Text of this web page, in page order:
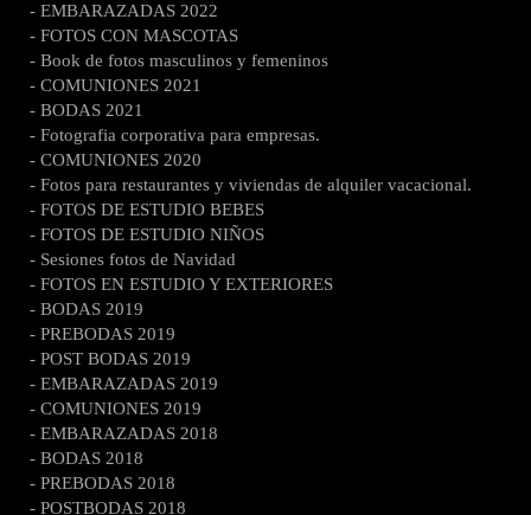
- EMBARAZADAS 2022
- FOTOS CON MASCOTAS
- Book de fotos masculinos y femeninos
- COMUNIONES 2021
- BODAS 2021
- Fotografia corporativa para empresas.
- COMUNIONES 2020
- Fotos para restaurantes y viviendas de alquiler vacacional.
- FOTOS DE ESTUDIO BEBES
- FOTOS DE ESTUDIO NIÑOS
- Sesiones fotos de Navidad
- FOTOS EN ESTUDIO Y EXTERIORES
- BODAS 2019
- PREBODAS 2019
- POST BODAS 2019
- EMBARAZADAS 2019
- COMUNIONES 2019
- EMBARAZADAS 2018
- BODAS 2018
- PREBODAS 2018
- POSTBODAS 2018